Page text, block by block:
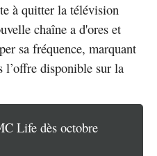
à quitter la télévision
chaîne a d'ores et
sa fréquence, marquant
l’offre disponible sur la
Life dès octobre